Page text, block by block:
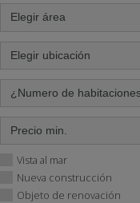
Vista al mar
Nueva construcción
Objeto de renovación